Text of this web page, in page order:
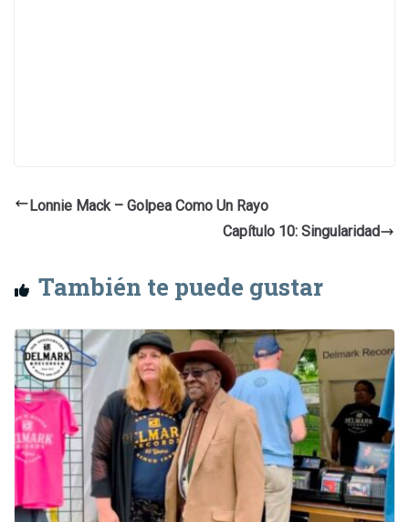
Lonnie Mack – Golpea Como Un Rayo
Capítulo 10: Singularidad
También te puede gustar